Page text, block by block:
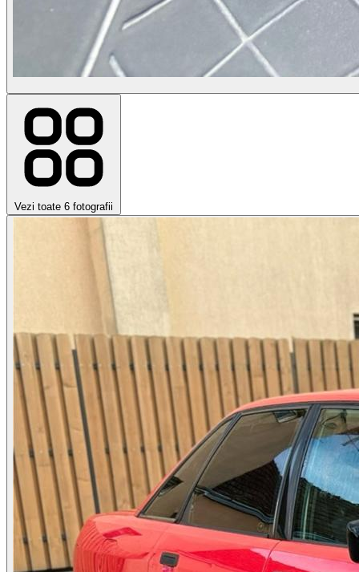
Vezi toate 6 fotografii